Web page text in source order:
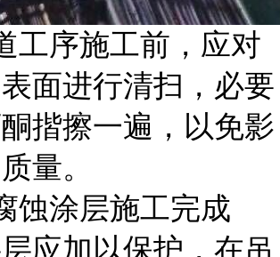
工序施工前，应对
面进行清扫，必要
揩擦一遍，以免影
量。
蚀涂层施工完成
应加以保护，在吊